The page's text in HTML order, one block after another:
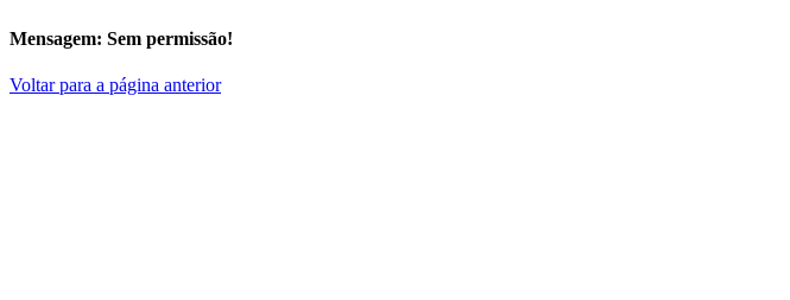
Mensagem: Sem permissão!
Voltar para a página anterior